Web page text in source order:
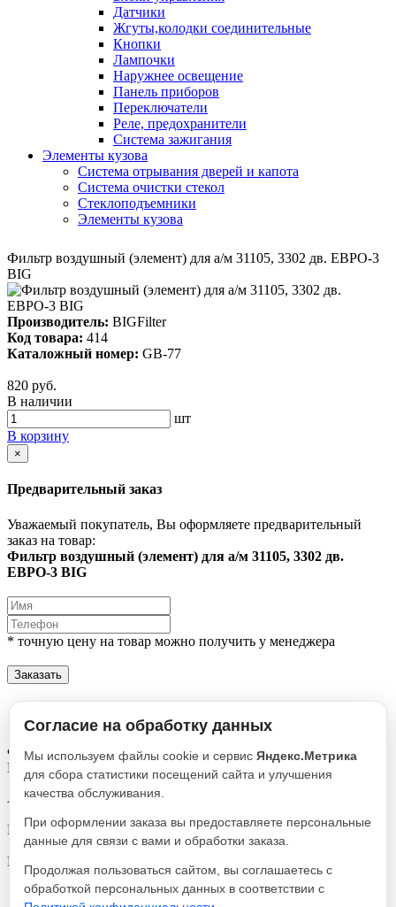
Датчики
Жгуты,колодки соединительные
Кнопки
Лампочки
Наружнее освещение
Панель приборов
Переключатели
Реле, предохранители
Система зажигания
Элементы кузова
Система отрывания дверей и капота
Система очистки стекол
Стеклоподъемники
Элементы кузова
Фильтр воздушный (элемент) для а/м 31105, 3302 дв. ЕВРО-3
BIG
Производитель: BIGFilter
Код товара: 414
Каталожный номер: GB-77
820 руб.
В наличии
шт
В корзину
×
Предварительный заказ
Уважаемый покупатель, Вы оформляете предварительный
заказ на товар:
Фильтр воздушный (элемент) для а/м 31105, 3302 дв.
ЕВРО-3 BIG
* точную цену на товар можно получить у менеджера
Заказать
Описание
Характеристики
Фильтр воздушный (элемент) для а/м 31105, 3302 дв. ЕВРО-3
BIG
Артикул
Реквизиты
Воздушный / Товар / 414
Производитель
BIGFilter
Согласие на обработку данных
Мы используем файлы cookie и сервис Яндекс.Метрика
для сбора статистики посещений сайта и улучшения
качества обслуживания.
При оформлении заказа вы предоставляете персональные
данные для связи с вами и обработки заказа.
Продолжая пользоваться сайтом, вы соглашаетесь с
обработкой персональных данных в соответствии с